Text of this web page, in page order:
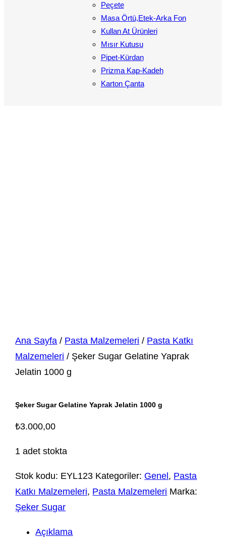
Peçete
Masa Örtü,Etek-Arka Fon
Kullan At Ürünleri
Mısır Kutusu
Pipet-Kürdan
Prizma Kap-Kadeh
Karton Çanta
Ana Sayfa / Pasta Malzemeleri / Pasta Katkı
Malzemeleri / Şeker Sugar Gelatine Yaprak
Jelatin 1000 g
Şeker Sugar Gelatine Yaprak Jelatin 1000 g
₺3.000,00
1 adet stokta
Stok kodu: EYL123 Kategoriler: Genel , Pasta
Katkı Malzemeleri, Pasta Malzemeleri Marka:
Şeker Sugar
Açıklama